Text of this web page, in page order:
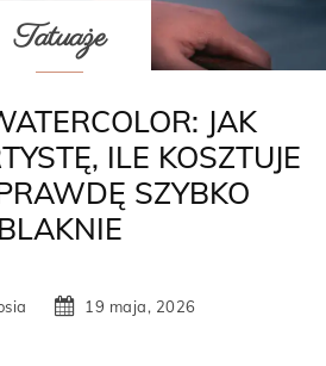
Tatuaże
JAK
ILE KOSZTUJE
SZYBKO
BLAKNIE
19 maja, 2026